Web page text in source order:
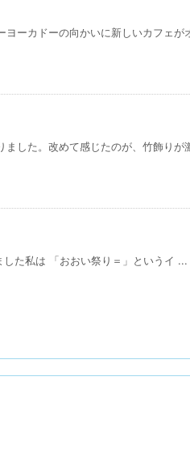
ーカドーの向かいに新しいカフェが
ました。改めて感じたのが、竹飾りが
た私は 「おおい祭り＝」というイ ...